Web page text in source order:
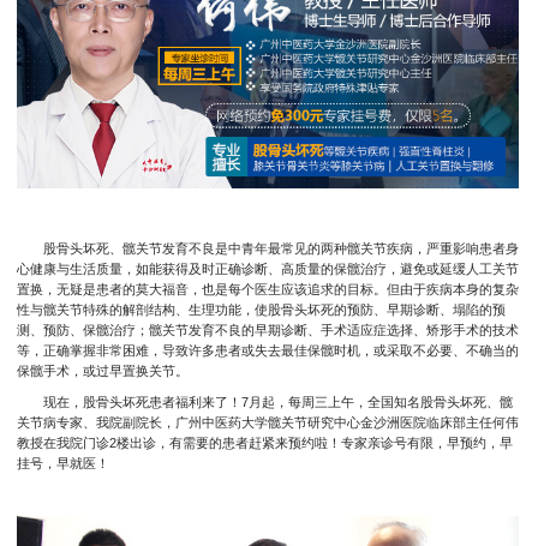
股骨头坏死、髋关节发育不良是中青年最常见的两种髋关节疾病，严重影响患者身
心健康与生活质量，如能获得及时正确诊断、高质量的保髋治疗，避免或延缓人工关节
置换，无疑是患者的莫大福音，也是每个医生应该追求的目标。但由于疾病本身的复杂
性与髋关节特殊的解剖结构、生理功能，使股骨头坏死的预防、早期诊断、塌陷的预
测、预防、保髋治疗；髋关节发育不良的早期诊断、手术适应症选择、矫形手术的技术
等，正确掌握非常困难，导致许多患者或失去最佳保髋时机，或采取不必要、不确当的
保髋手术，或过早置换关节。
现在，股骨头坏死患者福利来了！7月起，每周三上午，全国知名股骨头坏死、髋
关节病专家、我院副院长，广州中医药大学髋关节研究中心金沙洲医院临床部主任何伟
教授在我院门诊2楼出诊，有需要的患者赶紧来预约啦！专家亲诊号有限，早预约，早
挂号，早就医！